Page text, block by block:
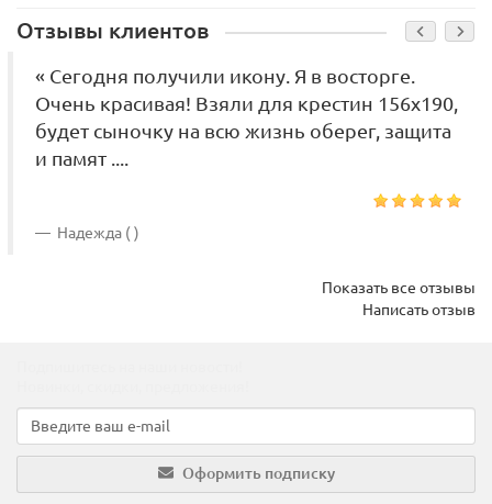
Отзывы клиентов
« Сегодня получили икону. Я в восторге.
Очень красивая! Взяли для крестин 156х190,
будет сыночку на всю жизнь оберег, защита
и памят ....
Надежда ( )
Показать все отзывы
Написать отзыв
Оформить подписку